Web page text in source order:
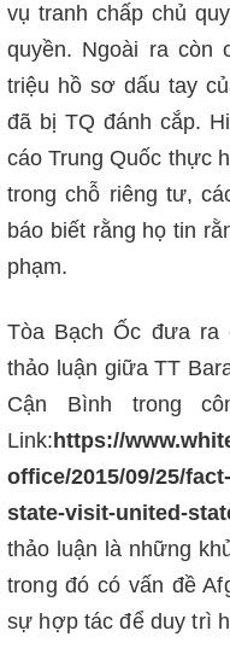
vụ tranh chấp chủ
quyền. Ngoài ra còn
triệu hồ sơ dấu tay
đã bị TQ đánh cắp.
cáo Trung Quốc thực
trong chỗ riêng tư,
báo biết rằng họ tin
phạm.
Tòa Bạch Ốc đưa
thảo luận giữa TT
Cận Bình trong
Link:https://
office/2015/09/25/
state-visit-united-
thảo luận là những
trong đó có vấn đề
sự hợp tác để duy trì